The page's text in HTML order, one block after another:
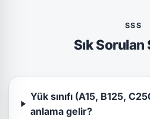
SSS
Sık
Yük sınıfı (A15, B125,
anlama gelir?